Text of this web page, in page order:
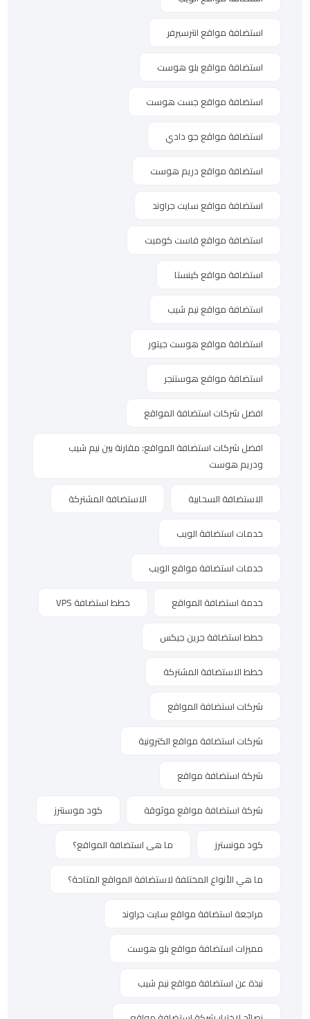
استضافة مواقع انترسيرفر
استضافة مواقع بلو هوست
استضافة مواقع جست هوست
استضافة مواقع جو دادي
استضافة مواقع دريم هوست
استضافة مواقع سايت جراوند
استضافة مواقع فاست كوميت
استضافة مواقع كينستا
استضافة مواقع نيم شيب
استضافة مواقع هوست جيتور
استضافة مواقع هوستنجر
افضل شركات استضافة المواقع
افضل شركات استضافة المواقع: مقارنة بين نيم شيب
ودريم هوست
الاستضافة السحابية الاستضافة المشتركة
خدمات استضافة الويب
خدمات استضافة مواقع الويب
خدمة استضافة المواقع خطط استضافة VPS
خطط استضافة جرين جيكس
خطط الاستضافة المشتركة
شركات استضافة المواقع
شركات استضافة مواقع الكترونية
شركة استضافة مواقع
شركة استضافة مواقع موثوقة كود موسنترز
كود مونسترز ما هى استضافة المواقع؟
ما هي الأنواع المختلفة لاستضافة المواقع المتاحة؟
مراجعة استضافة مواقع سايت جراوند
مميزات استضافة مواقع بلو هوست
نبذة عن استضافة مواقع نيم شيب